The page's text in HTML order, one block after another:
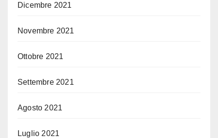
Dicembre 2021
Novembre 2021
Ottobre 2021
Settembre 2021
Agosto 2021
Luglio 2021